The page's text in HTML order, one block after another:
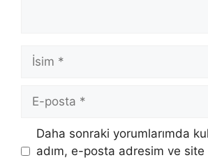
İsim
posta
Daha sonraki yorumlarımda
adım, e-posta adresim ve